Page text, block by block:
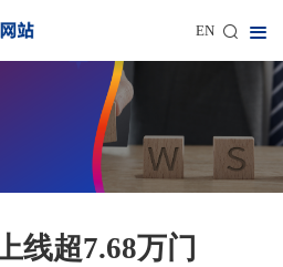
EN
线超7.68万门